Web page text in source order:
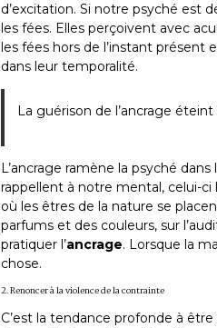
d’excitation. Si notre psyché est
les fées. Elles perçoivent avec
les fées hors de l’instant présent
dans leur temporalité.
La guérison de l’ancrage
L’ancrage ramène la psyché
rappellent à notre mental, celui-ci
où les êtres de la nature se
parfums et des couleurs, sur
pratiquer l’ancrage. Lorsque la
chose.
2. Renoncer à la violence de la contrainte
C’est la tendance profonde à